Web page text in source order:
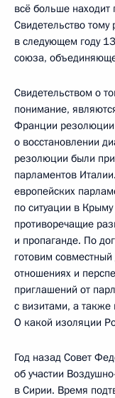
всё больше
Свидетельство
в следующем году
союза,
Свидетельством о
понимание,
Франции резолюции
о восстановлении
резолюции были
парламентов
европейских
по ситуации в
противоречащие
и пропаганде. По
готовим
отношениях и
приглашений от
с визитами, а также
О какой изоляции
Год назад Совет
об участии
в Сирии. Время